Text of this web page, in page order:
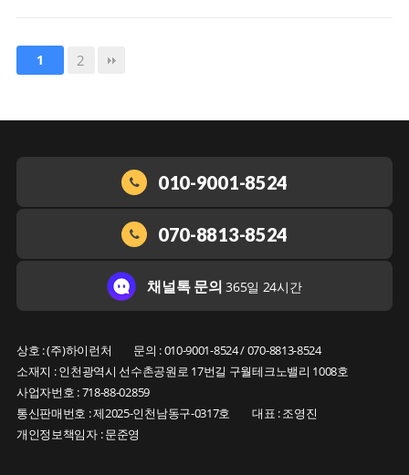
1 2
상호 : (주)하이런처
문의 : 010-9001-8524 / 070-8813-8524
소재지 : 인천광역시 선수촌공원로 17번길 구월테크노밸리 1008호
사업자번호 : 718-88-02859
통신판매번호 : 제2025-인천남동구-0317호
대표 : 조영진
개인정보책임자 : 문준영
010-9001-8524
070-8813-8524
채널톡 문의365일 24시간